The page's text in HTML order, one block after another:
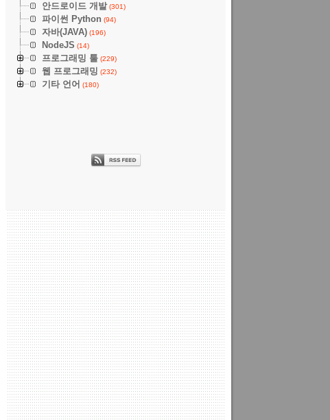
안드로이드 개발(301)
파이썬 Python (94)
자바(JAVA) (196)
NodeJS (14)
프로그래밍 툴 (229)
웹 프로그래밍 (232)
기타 언어 (180)